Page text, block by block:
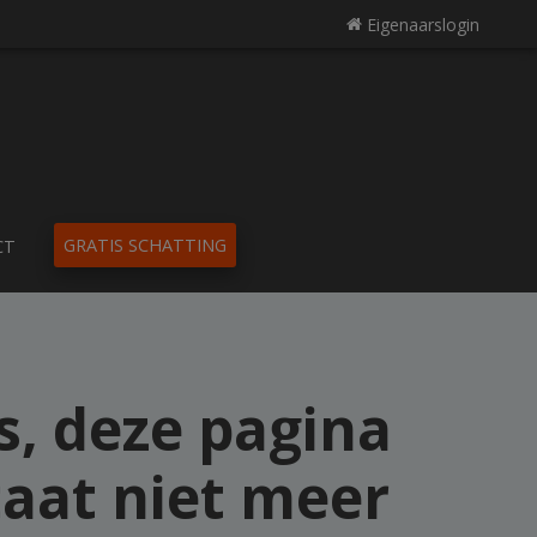
Eigenaarslogin
GRATIS SCHATTING
deze pagina
niet meer